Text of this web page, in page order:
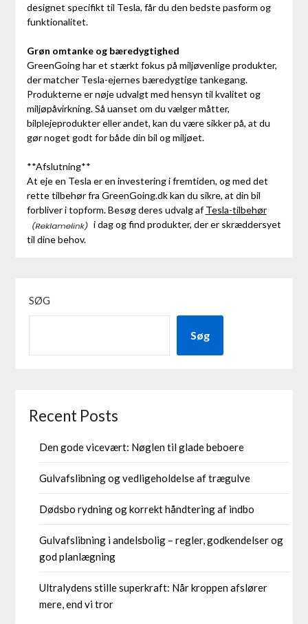
designet specifikt til Tesla, får du den bedste pasform og
funktionalitet.
Grøn omtanke og bæredygtighed
GreenGoing har et stærkt fokus på miljøvenlige produkter,
der matcher Tesla-ejernes bæredygtige tankegang.
Produkterne er nøje udvalgt med hensyn til kvalitet og
miljøpåvirkning. Så uanset om du vælger måtter,
bilplejeprodukter eller andet, kan du være sikker på, at du
gør noget godt for både din bil og miljøet.
**Afslutning**
At eje en Tesla er en investering i fremtiden, og med det
rette tilbehør fra GreenGoing.dk kan du sikre, at din bil
forbliver i topform. Besøg deres udvalg afTesla-tilbehør
i dag og find produkter, der er skræddersyet
til dine behov.
SØG
Søg
Recent Posts
Den gode vicevært: Nøglen til glade beboere
Gulvafslibning og vedligeholdelse af trægulve
Dødsbo rydning og korrekt håndtering af indbo
Gulvafslibning i andelsbolig – regler, godkendelser og
god planlægning
Ultralydens stille superkraft: Når kroppen afslører
mere, end vi tror